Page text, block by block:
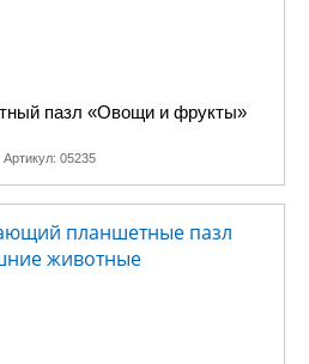
пазл «Овощи и фрукты»
Артикул: 05235